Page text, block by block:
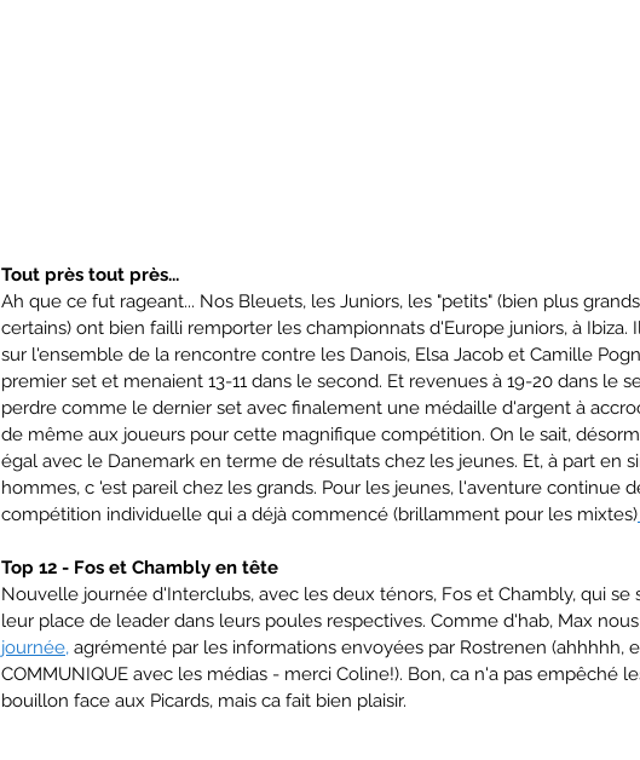
Tout près tout près...
Ah que ce fut rageant... Nos Bleuets, les Juniors, les "petits" (bien plus
certains) ont bien failli remporter les championnats d'Europe juniors, à Ibiza.
sur l'ensemble de la rencontre contre les Danois, Elsa Jacob et Camille
premier set et menaient 13-11 dans le second. Et revenues à 19-20 dans le
perdre comme le dernier set avec finalement une médaille d'argent à
de même aux joueurs pour cette magnifique compétition. On le sait,
égal avec le Danemark en terme de résultats chez les jeunes. Et, à part en
hommes, c 'est pareil chez les grands. Pour les jeunes, l'aventure continue
compétition individuelle qui a déjà commencé (brillamment pour les mixtes)
Top 12 - Fos et Chambly en tête
Nouvelle journée d'Interclubs, avec les deux ténors, Fos et Chambly, qui
leur place de leader dans leurs poules respectives. Comme d'hab, Max
journée, agrémenté par les informations envoyées par Rostrenen (ahhhhh,
COMMUNIQUE avec les médias - merci Coline!). Bon, ca n'a pas empêché
bouillon face aux Picards, mais ca fait bien plaisir.